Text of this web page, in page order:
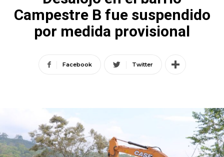
Campestre B fue suspendido
por medida provisional
Facebook Twitter